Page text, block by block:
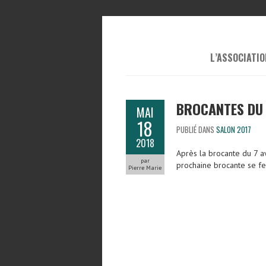
MAI
18
2018
par
Pierre Marie
BROCANTES
PUBLIÉ DANS SALON 2017
Après la brocante du 7
prochaine brocante se